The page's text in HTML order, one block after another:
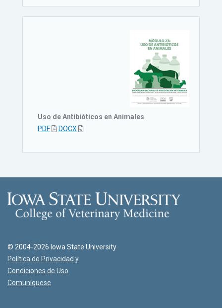
Uso de Antibióticos en Animales
PDF
DOCX
© 2004-2026 Iowa State University
Política de Privacidad y
Condiciones de Uso
Comuníquese